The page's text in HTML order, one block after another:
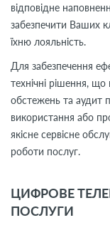
відповідне
забезпечити Ваших
їхню лояльність.
Для забезпечення
технічні рішення,
обстежень та аудит
використання або
якісне сервісне
роботи послуг.
ЦИФРОВЕ
ПОСЛУГИ